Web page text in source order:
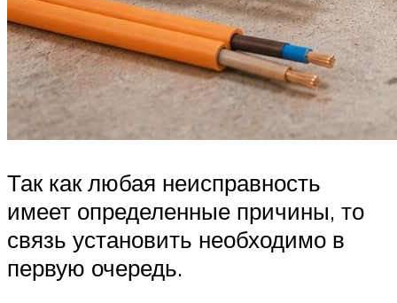
Так как любая неисправность
имеет определенные причины, то
связь установить необходимо в
первую очередь.